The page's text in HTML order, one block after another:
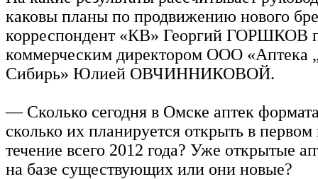
каковы планы по продвижению нового
корреспондент «КВ» Георгий ГОРШКОВ
коммерческим директором ООО «Аптека
Сибирь» Юлией ОВЧИННИКОВОЙ.
— Сколько сегодня в Омске аптек
сколько их планируется открыть в первом
течение всего 2012 года? Уже открытые
на базе существующих или они новые?